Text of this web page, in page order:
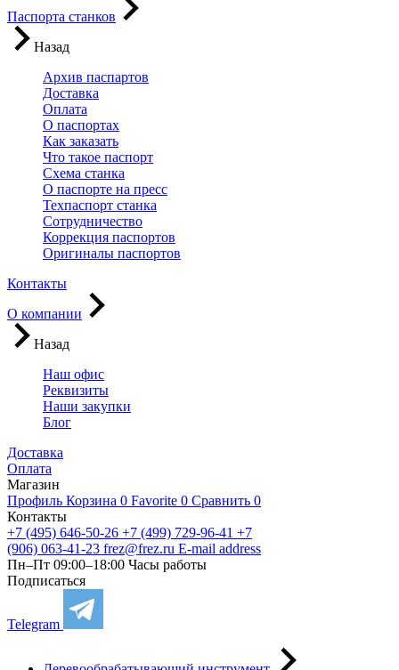
Паспорта станков
Назад
Архив паспартов
Доставка
Оплата
О паспортах
Как заказать
Что такое паспорт
Схема станка
О паспорте на пресс
Техпаспорт станка
Сотрудничество
Коррекция паспортов
Оригиналы паспортов
Контакты
О компании
Назад
Наш офис
Реквизиты
Наши закупки
Блог
Доставка
Оплата
Магазин
Профиль Корзина 0 Favorite 0 Сравнить 0
Контакты
+7 (495) 646-50-26 +7 (499) 729-96-41 +7
(906) 063-41-23 frez@frez.ru E-mail address
Пн–Пт 09:00–18:00 Часы работы
Подписаться
Telegram